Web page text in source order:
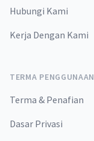
Hubungi Kami
Kerja Dengan Kami
TERMA PENGGUNAAN
Terma & Penafian
Dasar Privasi